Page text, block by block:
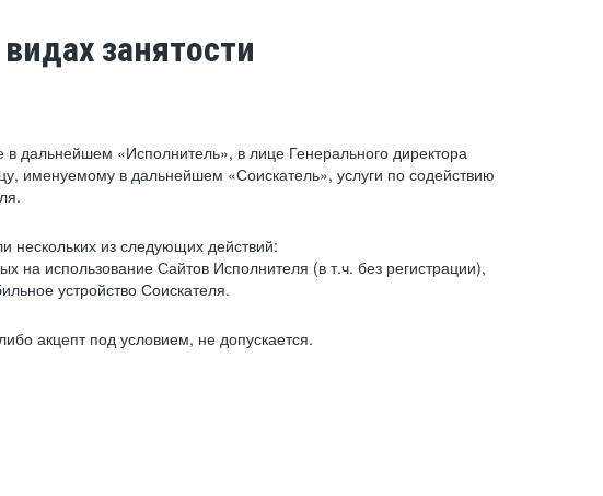
занятости
дальнейшем «Исполнитель», в лице Генерального директора
именуемому в дальнейшем «Соискатель», услуги по содействию
нескольких из следующих действий:
использование Сайтов Исполнителя (в т.ч. без регистрации),
устройство Соискателя.
акцепт под условием, не допускается.